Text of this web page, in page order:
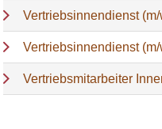
Vertriebsinnendienst
Vertriebsinnendienst
Vertriebsmitarbeiter